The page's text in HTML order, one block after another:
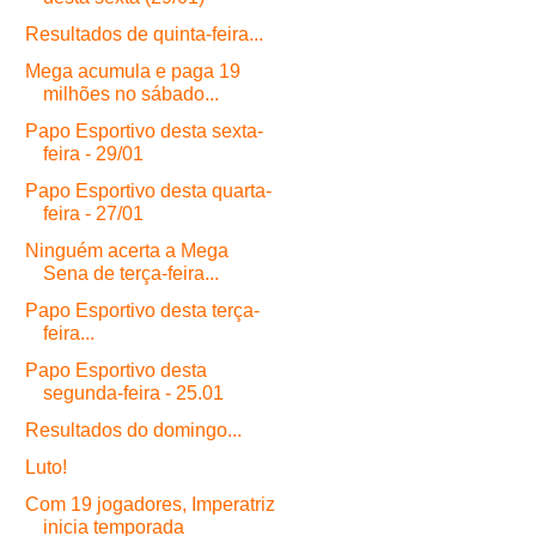
Resultados de quinta-feira...
Mega acumula e paga 19
milhões no sábado...
Papo Esportivo desta sexta-
feira - 29/01
Papo Esportivo desta quarta-
feira - 27/01
Ninguém acerta a Mega
Sena de terça-feira...
Papo Esportivo desta terça-
feira...
Papo Esportivo desta
segunda-feira - 25.01
Resultados do domingo...
Luto!
Com 19 jogadores, Imperatriz
inicia temporada